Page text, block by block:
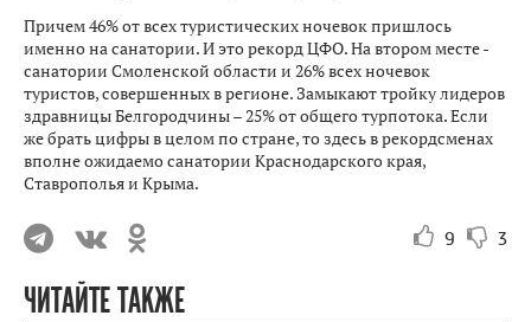
Причем 46% от всех туристических ночевок пришлось
именно на санатории. И это рекорд ЦФО. На втором месте -
санатории Смоленской области и 26% всех ночевок
туристов, совершенных в регионе. Замыкают тройку лидеров
здравницы Белгородчины – 25% от общего турпотока. Если
же брать цифры в целом по стране, то здесь в рекордсменах
вполне ожидаемо санатории Краснодарского края,
Ставрополья и Крыма.
9 3
ЧИТАЙТЕ ТАКЖЕ